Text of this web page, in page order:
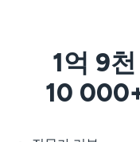
1억 9
10